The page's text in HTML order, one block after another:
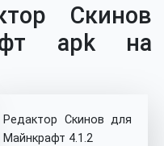
Скинов
apk на
Редактор Скинов для
Майнкрафт 4.1.2